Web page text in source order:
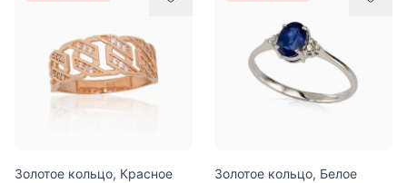
Золотое кольцо, Красное
Золотое кольцо, Белое